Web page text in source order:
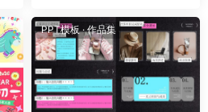
PPT模板·作品集